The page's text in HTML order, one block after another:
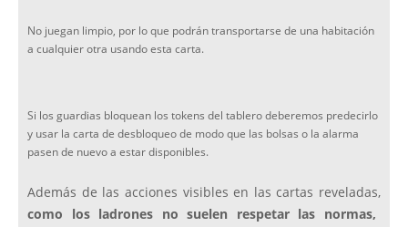
No juegan limpio, por lo que podrán transportarse de una habitación
a cualquier otra usando esta carta.
Si los guardias bloquean los tokens del tablero deberemos predecirlo
y usar la carta de desbloqueo de modo que las bolsas o la alarma
pasen de nuevo a estar disponibles.
Además de las acciones visibles en las cartas reveladas,
como
los ladrones no suelen respetar las normas,